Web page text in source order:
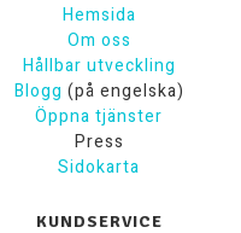
Hemsida
Om oss
Hållbar utveckling
Blogg (på engelska)
Öppna tjänster
Press
Sidokarta
KUNDSERVICE